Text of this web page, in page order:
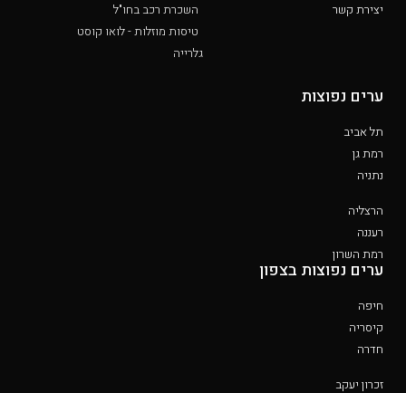
יצירת קשר
השכרת רכב בחו"ל
טיסות מוזלות - לואו קוסט
גלרייה
ערים נפוצות
תל אביב
רמת גן
נתניה
הרצליה
רעננה
רמת השרון
ערים נפוצות בצפון
חיפה
קיסריה
חדרה
זכרון יעקב